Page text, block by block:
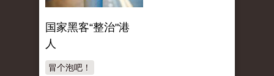
国家黑客“整治"港
人
冒个泡吧！